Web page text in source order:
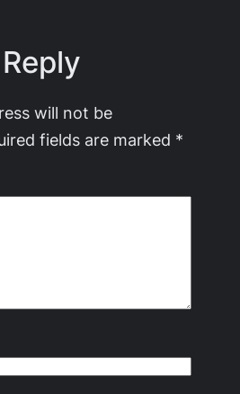
will not be
fields are marked *